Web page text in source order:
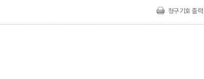
청구기호 출력